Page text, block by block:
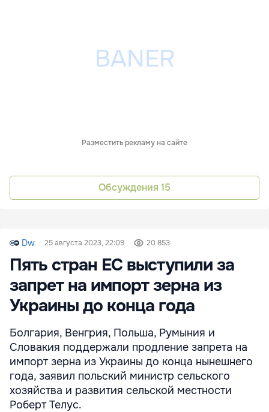
Разместить рекламу на сайте
Обсуждения 15
Dw 25 августа 2023, 22:09 20 853
Пять стран ЕС выступили за
запрет на импорт зерна из
Украины до конца года
Болгария, Венгрия, Польша, Румыния и
Словакия поддержали продление запрета на
импорт зерна из Украины до конца нынешнего
года, заявил польский министр сельского
хозяйства и развития сельской местности
Роберт Телус.